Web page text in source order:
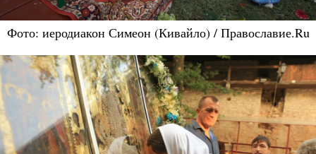
Фото: иеродиакон Симеон (Кивайло) / Православие.Ru